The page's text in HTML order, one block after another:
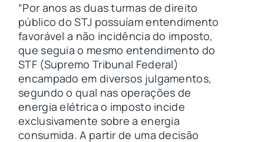
“Por anos as duas turmas de direito
público do STJ possuíam entendimento
favorável a não incidência do imposto,
que seguia o mesmo entendimento do
STF (Supremo Tribunal Federal)
encampado em diversos julgamentos,
segundo o qual nas operações de
energia elétrica o imposto incide
exclusivamente sobre a energia
consumida. A partir de uma decisão